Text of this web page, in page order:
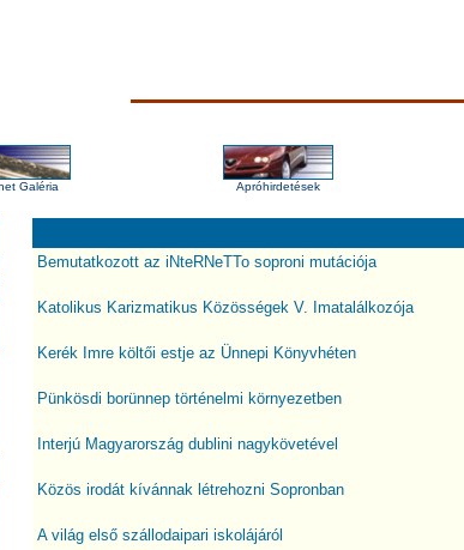
Galéria Apróhirdetések
Bemutatkozott az iNteRNeTTo soproni mutációja
Katolikus Karizmatikus Közösségek V. Imatalálkozója
Kerék Imre költői estje az Ünnepi Könyvhéten
Pünkösdi borünnep történelmi környezetben
Interjú Magyarország dublini nagykövetével
Közös irodát kívánnak létrehozni Sopronban
A világ első szállodaipari iskolájáról